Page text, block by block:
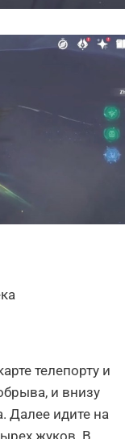
телепорту и
и внизу
Далее идите на
жуков. В